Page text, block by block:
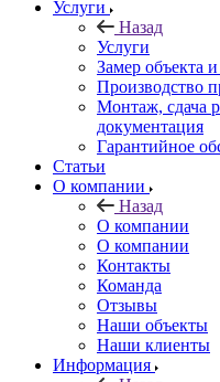
Услуги
Назад
Услуги
Замер объекта
Производство
Монтаж, сдача
документация
Гарантийное
Статьи
О компании
Назад
О компании
О компании
Контакты
Команда
Отзывы
Наши объекты
Наши клиенты
Информация